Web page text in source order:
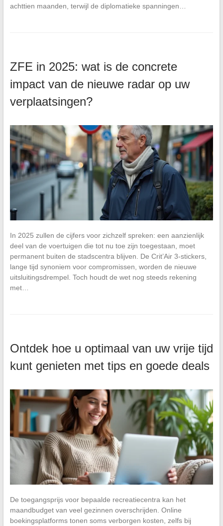
achttien maanden, terwijl de diplomatieke spanningen…
ZFE in 2025: wat is de concrete
impact van de nieuwe radar op uw
verplaatsingen?
In 2025 zullen de cijfers voor zichzelf spreken: een aanzienlijk
deel van de voertuigen die tot nu toe zijn toegestaan, moet
permanent buiten de stadscentra blijven. De Crit’Air 3-stickers,
lange tijd synoniem voor compromissen, worden de nieuwe
uitsluitingsdrempel. Toch houdt de wet nog steeds rekening
met…
Ontdek hoe u optimaal van uw vrije tijd
kunt genieten met tips en goede deals
De toegangsprijs voor bepaalde recreatiecentra kan het
maandbudget van veel gezinnen overschrijden. Online
boekingsplatforms tonen soms verborgen kosten, zelfs bij